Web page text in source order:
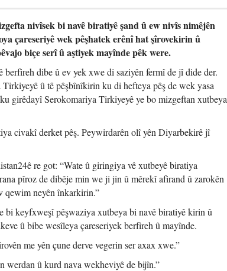
nivîsek bi navê biratiyê şand û ew nivîs nimêjên
çareseriyê wek pêşhatek erênî hat şîrovekirin û
biçe serî û aştiyek mayînde pêk were.
dibe û ev yek xwe di saziyên fermî de jî dide der.
û tê pêşbînîkirin ku di hefteya pêş de wek yasa
girêdayî Serokomariya Tirkiyeyê ye bo mizgeftan xutbeya
civakî derket pêş. Peywirdarên olî yên Diyarbekirê jî
re got: “Wate û giringiya vê xutbeyê biratiya
pîroz de dibêje min we ji jin û mêrekî afirand û zarokên
qewim neyên înkarkirin.”
keyfxweşî pêşwaziya xutbeya bi navê biratiyê kirin û
û bibe wesîleya çareseriyek berfireh û mayînde.
me yên çune derve vegerin ser axax xwe.”
werdan û kurd nava wekheviyê de bijîn.”